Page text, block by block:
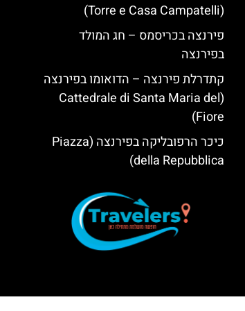
(Torre e Casa Campatelli)
פירנצה בכריסמס – חג המולד
בפירנצה
קתדרלת פירנצה – הדואומו בפירנצה
(Cattedrale di Santa Maria del
Fiore)
כיכר הרפובליקה בפירנצה (Piazza
della Repubblica)